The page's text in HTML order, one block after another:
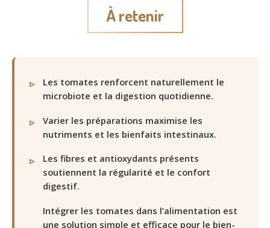
À retenir
Les tomates renforcent naturellement le
microbiote et la digestion quotidienne.
Varier les préparations maximise les
nutriments et les bienfaits intestinaux.
Les fibres et antioxydants présents
soutiennent la régularité et le confort
digestif.
Intégrer les tomates dans l’alimentation est
une solution simple et efficace pour le bien-